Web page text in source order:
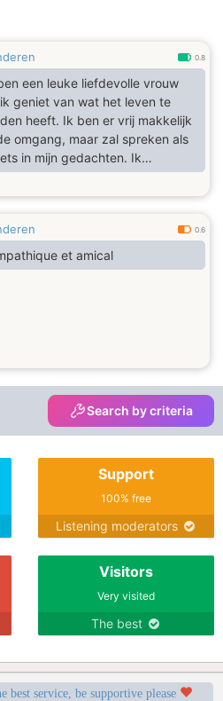
0.8
een leuke liefdevolle vrouw
geniet van wat het leven te
heeft. Ik ben er vrij makkelijk
omgang, maar zal spreken als
in mijn gedachten. Ik
mezelf als betrouwbaar
en ik mezelf
Ik hou van een goed
en hebben een goed gevoel
humor en kan de grappige kant
0.6
et amical
Search by criteria
Support
100% free
Listening moderators
Visitors
Very visited
The best
best service, be supportive please